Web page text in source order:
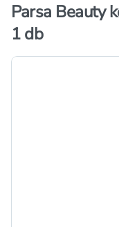
Parsa Beauty
1 db